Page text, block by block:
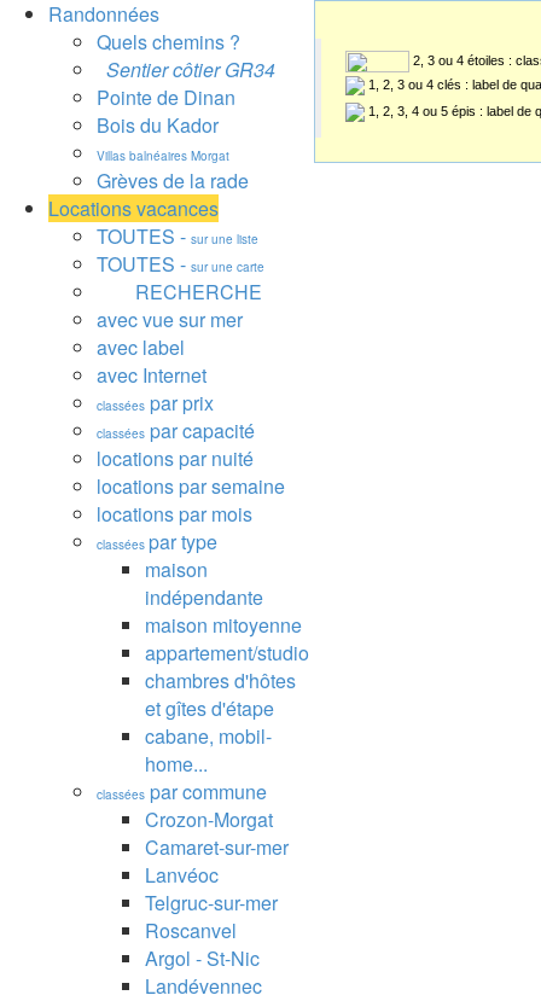
Randonnées
Quels chemins ?
Sentier côtier GR34
Pointe de Dinan
Bois du Kador
Villas balnéaires Morgat
Grèves de la rade
Locations vacances
TOUTES - sur une liste
TOUTES - sur une carte
RECHERCHE
avec vue sur mer
avec label
avec Internet
classées par prix
classées par capacité
locations par nuité
locations par semaine
locations par mois
classées par type
maison
indépendante
maison mitoyenne
appartement/studio
chambres d'hôtes
et gîtes d'étape
cabane, mobil-
home...
classées par commune
Crozon-Morgat
Camaret-sur-mer
Lanvéoc
Telgruc-sur-mer
Roscanvel
Argol - St-Nic
Landévennec
2, 3 ou 4 étoiles :
1, 2, 3 ou 4 clés : label de
1, 2, 3, 4 ou 5 épis : label de